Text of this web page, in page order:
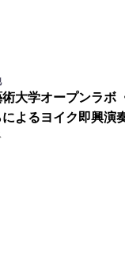
術大学オープンラ
よるヨイク即興演